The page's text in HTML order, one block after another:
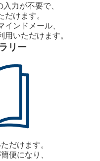
力が不要で、
けます。
ンドメール、
いただけます。
リー
だけます。
便になり、